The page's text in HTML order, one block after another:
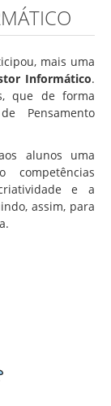
mais uma
Informático.
que de forma
Pensamento
alunos uma
competências
e a
assim, para